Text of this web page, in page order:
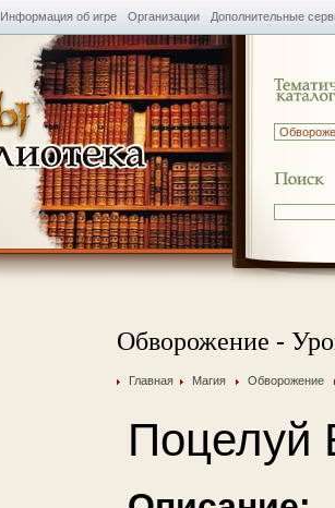
Информация об игре Организации Дополнительные
Обворожение -
Главная Магия Обворожение
Поцелуй